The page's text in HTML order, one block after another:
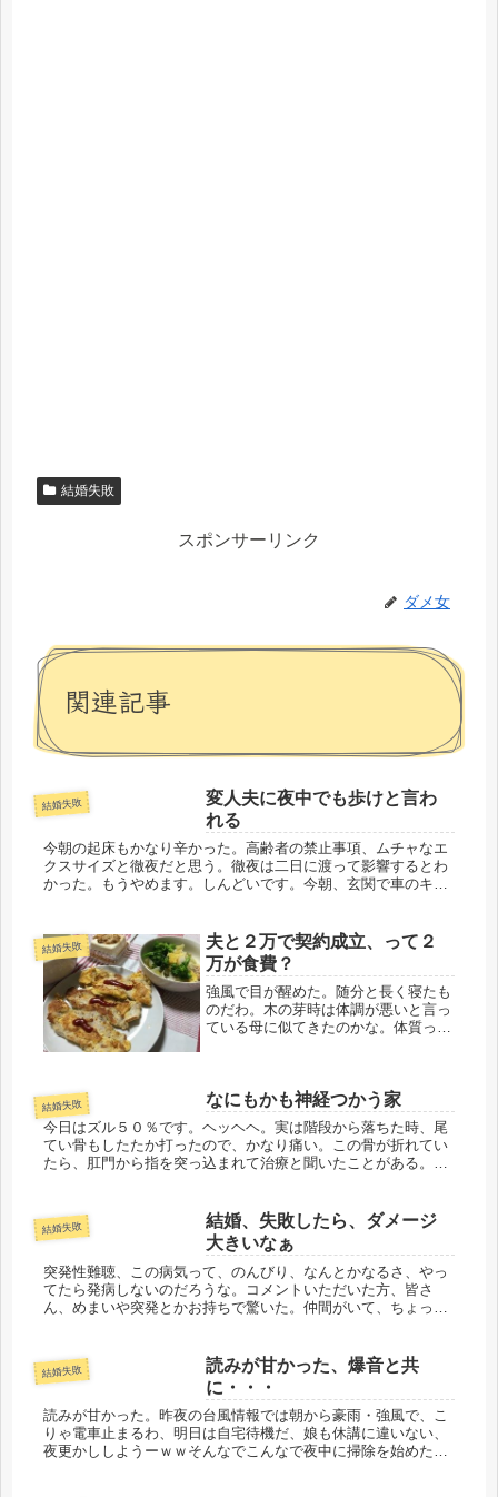
結婚失敗
スポンサーリンク
ダメ女
関連記事
結婚失敗
変人夫に夜中でも歩けと言わ
れる
今朝の起床もかなり辛かった。高齢者の禁止事項、ムチャなエ
クスサイズと徹夜だと思う。徹夜は二日に渡って影響するとわ
かった。もうやめます。しんどいです。今朝、玄関で車のキー
結婚失敗
夫と２万で契約成立、って２
万が食費？
強風で目が醒めた。随分と長く寝たも
のだわ。木の芽時は体調が悪いと言っ
ている母に似てきたのかな。体質って
だかね、働くの飽きてきた。台風並み
の...
結婚失敗 なにもかも神経つかう家
今日はズル５０％です。ヘッヘヘ。実は階段から落ちた時、尾
てい骨もしたたか打ったので、かなり痛い。この骨が折れてい
たら、肛門から指を突っ込まれて治療と聞いたことがある。そ
結婚失敗
結婚、失敗したら、ダメージ
大きいなぁ
突発性難聴、この病気って、のんびり、なんとかなるさ、やっ
てたら発病しないのだろうな。コメントいただいた方、皆さ
ん、めまいや突発とかお持ちで驚いた。仲間がいて、ちょっと
結婚失敗
読みが甘かった、爆音と共
に・・・
読みが甘かった。昨夜の台風情報では朝から豪雨・強風で、こ
りゃ電車止まるわ、明日は自宅待機だ、娘も休講に違いない、
夜更かししようーｗｗそんなでこんなで夜中に掃除を始めたり